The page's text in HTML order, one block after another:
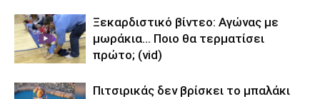
Ξεκαρδιστικό βίντεο: Αγώνας με
μωράκια… Ποιο θα τερματίσει
πρώτο; (vid)
Πιτσιρικάς δεν βρίσκει το μπαλάκι